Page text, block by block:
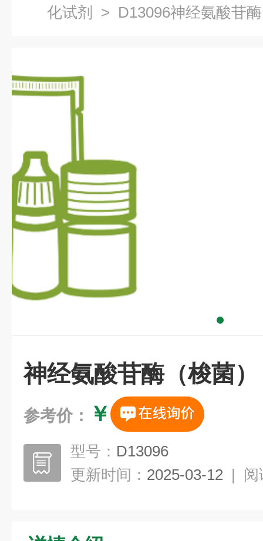
化试剂
> D13096神经氨酸苷
神经氨酸苷酶（梭菌）
参考价： ￥
型号： D13096
更新时间： 2025-03-12 | 阅